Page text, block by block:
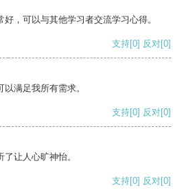
，可以与其他学习者交流学习心得。
支持[0] 反对[0]
满足我所有需求。
支持[0] 反对[0]
让人心旷神怡。
支持[0] 反对[0]